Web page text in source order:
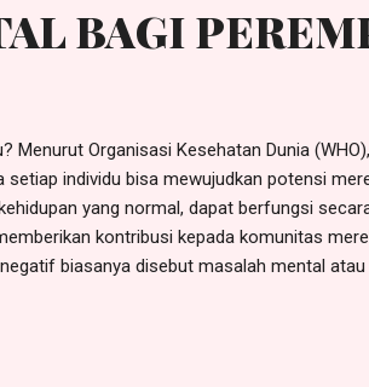
BAGI
Menurut Organisasi Kesehatan Dunia
setiap individu bisa mewujudkan potensi
yang normal, dapat berfungsi
kontribusi kepada komunitas
biasanya disebut masalah mental
di sekitar. Sedangkan gangguan jiwa atau